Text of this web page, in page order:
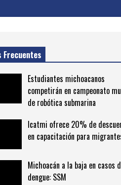
Frecuentes
Estudiantes michoacanos
competirán en campeonato
de robótica submarina
Icatmi ofrece 20% de
en capacitación para
Michoacán a la baja en casos
dengue: SSM